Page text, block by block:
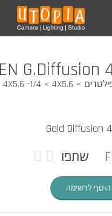
G.Diffusion
4X5.6
4X5.6 -1/4
שתפו
הוסף לרשימה